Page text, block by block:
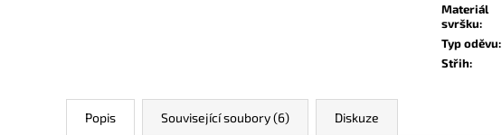
Materiál
svršku:
Typ oděvu:
Střih:
Popis Související soubory (6) Diskuze